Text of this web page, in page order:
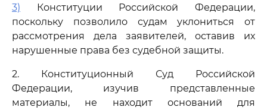
3) Конституции Российской Федерации,
поскольку позволило судам уклониться от
рассмотрения дела заявителей, оставив их
нарушенные права без судебной защиты.
2. Конституционный Суд Российской
Федерации, изучив представленные
материалы, не находит оснований для